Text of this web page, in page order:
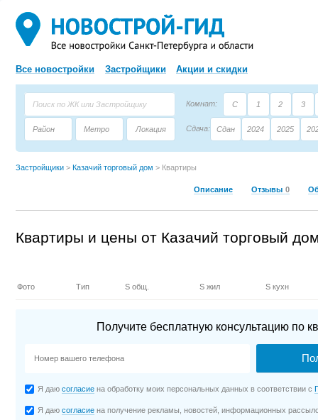
Все новостройки Застройщики Акции и скидки
Комнат: С 1 2 3
Район Метро Локация Сдача: Сдан 2024 2025
Застройщики > Казачий торговый дом > Квартиры
Описание Отзывы 0
Квартиры и цены от Казачий торговый
Фото Тип S общ. S жил S кухн
Получите бесплатную консультацию по
Я даюсогласие на обработку моих персональных данных в соответствии с
Я даюсогласие на получение рекламы, новостей, информационных